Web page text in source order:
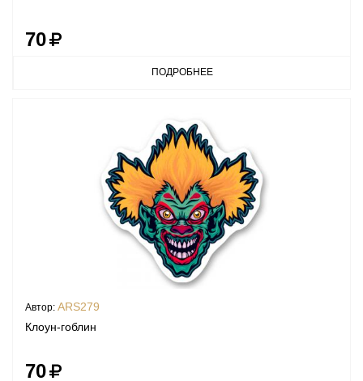
70
ПОДРОБНЕЕ
Автор: ARS279
Клоун-гоблин
70